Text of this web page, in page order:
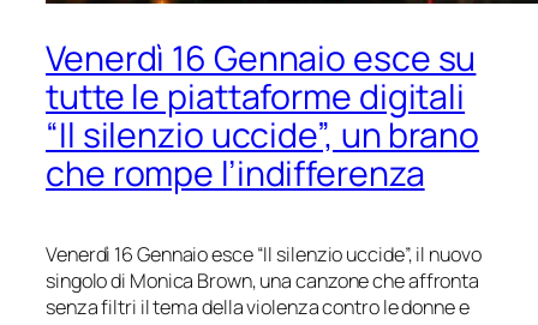
Venerdì 16 Gennaio esce su
tutte le piattaforme digitali
“Il silenzio uccide”, un brano
che rompe l’indifferenza
Venerdì 16 Gennaio esce “Il silenzio uccide”, il nuovo
singolo di Monica Brown, una canzone che affronta
senza filtri il tema della violenza contro le donne e